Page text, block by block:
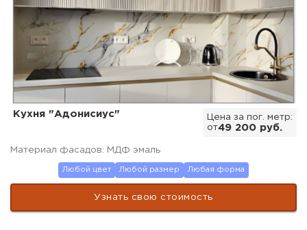
Цена за пог. метр:
от49 200 руб.
Кухня "Адонисиус"
Материал фасадов: МДФ эмаль
Любой цвет Любой размер Любая форма
Узнать свою стоимость